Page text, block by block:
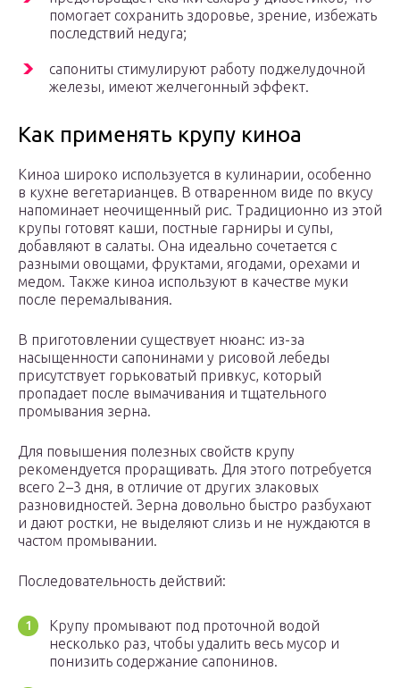
помогает сохранить здоровье, зрение, избежать
последствий недуга;
сапониты стимулируют работу поджелудочной
железы, имеют желчегонный эффект.
Как применять крупу киноа
Киноа широко используется в кулинарии, особенно
в кухне вегетарианцев. В отваренном виде по вкусу
напоминает неочищенный рис. Традиционно из этой
крупы готовят каши, постные гарниры и супы,
добавляют в салаты. Она идеально сочетается с
разными овощами, фруктами, ягодами, орехами и
медом. Также киноа используют в качестве муки
после перемалывания.
В приготовлении существует нюанс: из-за
насыщенности сапонинами у рисовой лебеды
присутствует горьковатый привкус, который
пропадает после вымачивания и тщательного
промывания зерна.
Для повышения полезных свойств крупу
рекомендуется проращивать. Для этого потребуется
всего 2–3 дня, в отличие от других злаковых
разновидностей. Зерна довольно быстро разбухают
и дают ростки, не выделяют слизь и не нуждаются в
частом промывании.
Последовательность действий:
Крупу промывают под проточной водой
несколько раз, чтобы удалить весь мусор и
понизить содержание сапонинов.